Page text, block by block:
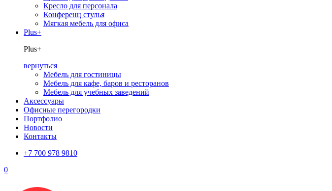
Кресло для персонала
Конференц стулья
Мягкая мебель для офиса
Plus+
Plus+
вернуться
Мебель для гостиницы
Мебель для кафе, баров и ресторанов
Мебель для учебных заведений
Аксессуары
Офисные перегородки
Портфолио
Новости
Контакты
+7 700 978 9810
0